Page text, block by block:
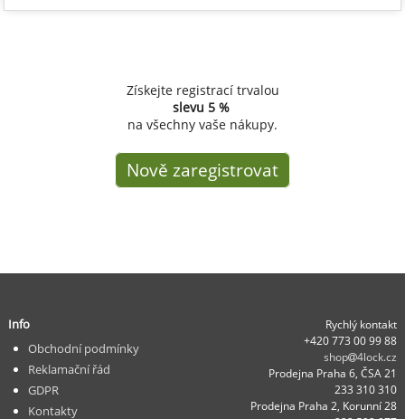
Získejte registrací trvalou
slevu 5 %
na všechny vaše nákupy.
Nově zaregistrovat
Rychlý kontakt
+420 773 00 99 88
shop
4lock.cz
Prodejna Praha 6, ČSA 21
233 310 310
Prodejna Praha 2, Korunní 28
Info
Obchodní podmínky
Reklamační řád
GDPR
Kontakty